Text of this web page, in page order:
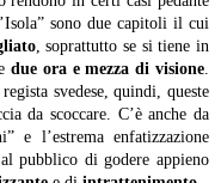
sono due capitoli il cui
, soprattutto se si tiene in
due ora e mezza di visione.
svedese, quindi, queste
da scoccare. C’è anche da
e l’estrema enfatizzazione
pubblico di godere appieno